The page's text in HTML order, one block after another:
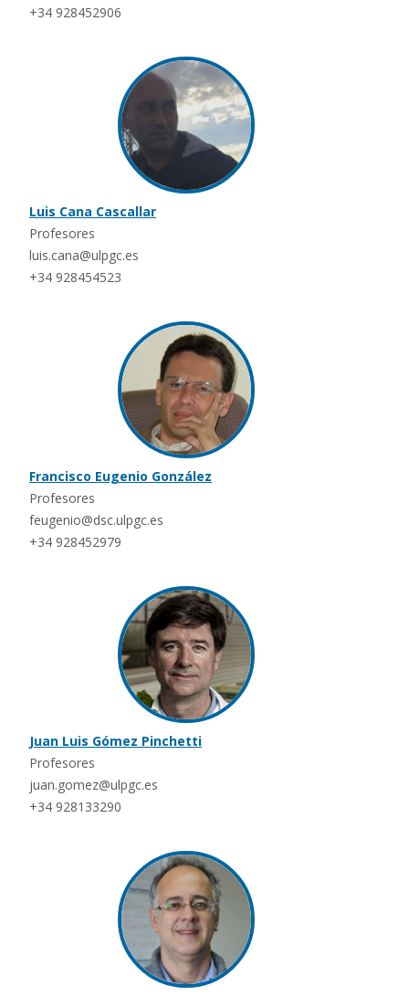
+34 928452906
Luis Cana Cascallar
Profesores
luis.cana@ulpgc.es
+34 928454523
Francisco Eugenio González
Profesores
feugenio@dsc.ulpgc.es
+34 928452979
Juan Luis Gómez Pinchetti
Profesores
juan.gomez@ulpgc.es
+34 928133290